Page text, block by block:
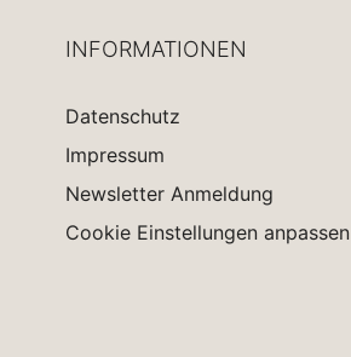
INFORMATIONEN
Datenschutz
Impressum
Newsletter Anmeldung
Cookie Einstellungen anpassen